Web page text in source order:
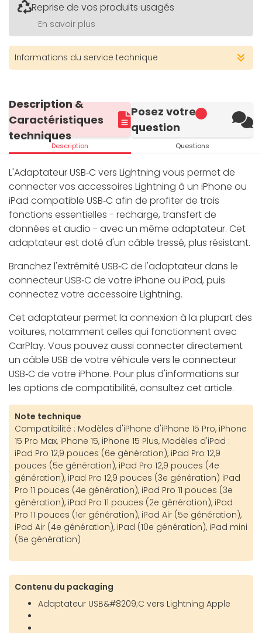
Reprise de vos produits usagés
En savoir plus
Informations du service technique
Description &
Caractéristiques
techniques
Description
Posez votre
question
Questions
L'Adaptateur USB‑C vers Lightning vous permet de
connecter vos accessoires Lightning à un iPhone ou
iPad compatible USB‑C afin de profiter de trois
fonctions essentielles - recharge, transfert de
données et audio - avec un même adaptateur. Cet
adaptateur est doté d'un câble tressé, plus résistant.
Branchez l'extrémité USB‑C de l'adaptateur dans le
connecteur USB‑C de votre iPhone ou iPad, puis
connectez votre accessoire Lightning.
Cet adaptateur permet la connexion à la plupart des
voitures, notamment celles qui fonctionnent avec
CarPlay. Vous pouvez aussi connecter directement
un câble USB de votre véhicule vers le connecteur
USB‑C de votre iPhone. Pour plus d'informations sur
les options de compatibilité, consultez cet article.
Note technique
Compatibilité : Modèles d'iPhone d'iPhone 15 Pro, iPhone
15 Pro Max, iPhone 15, iPhone 15 Plus, Modèles d'iPad :
iPad Pro 12,9 pouces (6e génération), iPad Pro 12,9
pouces (5e génération), iPad Pro 12,9 pouces (4e
génération), iPad Pro 12,9 pouces (3e génération) iPad
Pro 11 pouces (4e génération), iPad Pro 11 pouces (3e
génération), iPad Pro 11 pouces (2e génération), iPad
Pro 11 pouces (1er génération), iPad Air (5e génération),
iPad Air (4e génération), iPad (10e génération), iPad mini
(6e génération)
Contenu du packaging
Adaptateur USB&#8209;C vers Lightning Apple